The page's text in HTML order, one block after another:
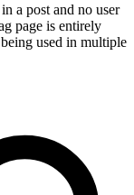
a post and no user
page is entirely
used in multiple